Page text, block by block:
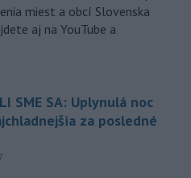
miest a obcí Slovenska
aj na YouTube a
SME SA: Uplynulá noc
za posledné